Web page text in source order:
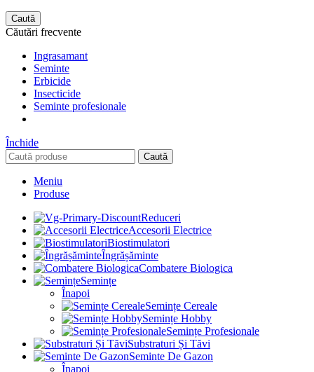
Caută
Căutări frecvente
Ingrasamant
Seminte
Erbicide
Insecticide
Seminte profesionale
Închide
Caută
Meniu
Produse
Reduceri
Accesorii Electrice
Biostimulatori
Îngrășăminte
Combatere Biologica
Semințe
Înapoi
Semințe Cereale
Semințe Hobby
Semințe Profesionale
Substraturi Și Tăvi
Seminte De Gazon
Înapoi